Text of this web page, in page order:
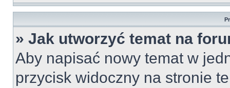
» Jak utworzyć temat na
Aby napisać nowy temat w
przycisk widoczny na stronie